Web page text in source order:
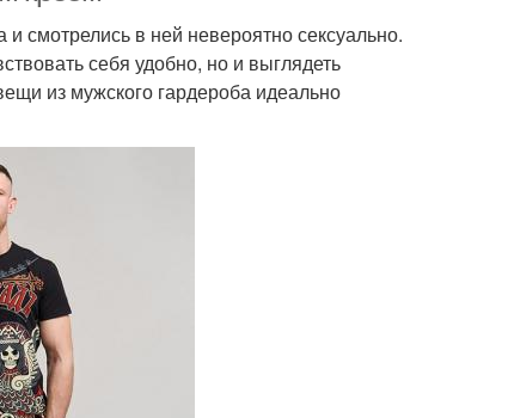
смотрелись в ней невероятно сексуально.
себя удобно, но и выглядеть
из мужского гардероба идеально